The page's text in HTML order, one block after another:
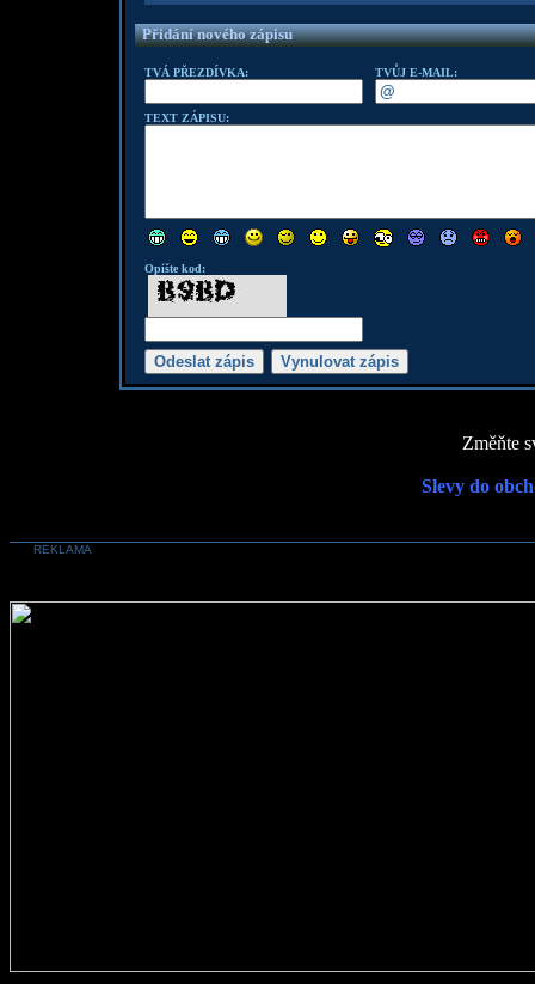
Přidání nového zápisu
TVÁ PŘEZDÍVKA: TVŮJ E-MAIL:
TEXT ZÁPISU:
Opište kod:
Změňte
Slevy do
REKLAMA